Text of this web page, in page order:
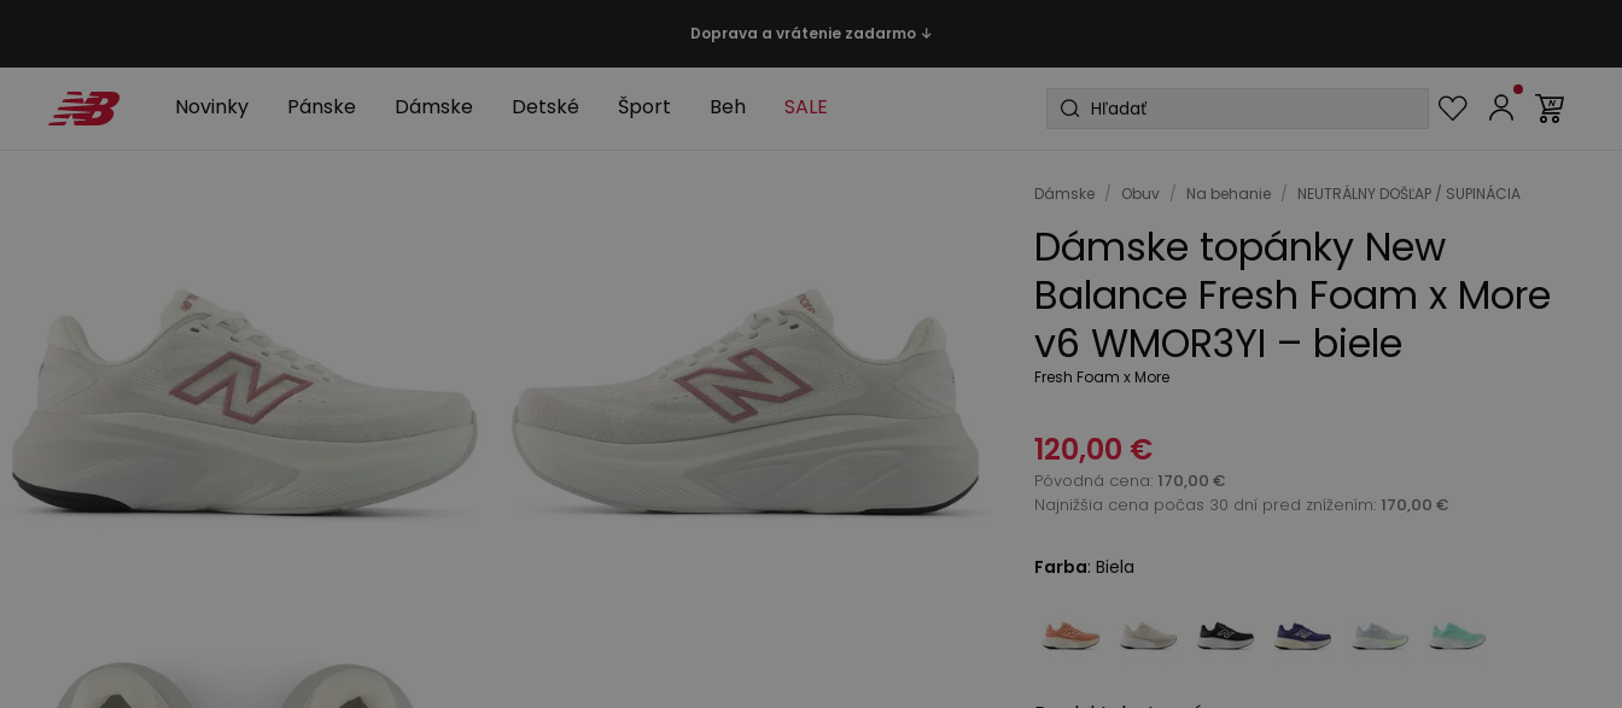
Doprava a vrátenie zadarmo ↓
Novinky Pánske Dámske Detské Šport Beh SALE
Dámske / Obuv / Na behanie / NEUTRÁLNY DOŠĽAP / SUPINÁCIA
Dámske topánky New
Balance Fresh Foam x More
v6 WMOR3YI – biele
Fresh Foam x More
120,00 €
Pôvodná cena: 170,00 €
Najnižšia cena počas 30 dní pred znížením: 170,00 €
Farba: Biela